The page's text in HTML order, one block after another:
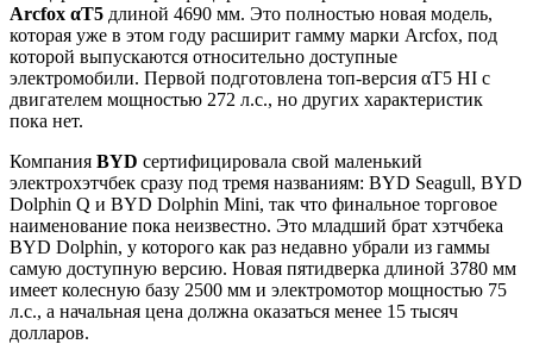
Arcfox αT5 длиной 4690 мм. Это полностью новая модель,
которая уже в этом году расширит гамму марки Arcfox, под
которой выпускаются относительно доступные
электромобили. Первой подготовлена топ-версия αT5 HI с
двигателем мощностью 272 л.с., но других характеристик
пока нет.
Компания BYD сертифицировала свой маленький
электрохэтчбек сразу под тремя названиям: BYD Seagull, BYD
Dolphin Q и BYD Dolphin Mini, так что финальное торговое
наименование пока неизвестно. Это младший брат хэтчбека
BYD Dolphin, у которого как раз недавно убрали из гаммы
самую доступную версию. Новая пятидверка длиной 3780 мм
имеет колесную базу 2500 мм и электромотор мощностью 75
л.с., а начальная цена должна оказаться менее 15 тысяч
долларов.